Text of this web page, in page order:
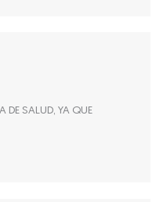
DE SALUD, YA QUE